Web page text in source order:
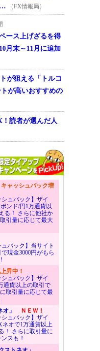
…
（FX情報局）
ース上げざるを得
月末～11月に追加
が狙える「トルコ
が高いおすすめの
！読者が選んだ人
キャッシュバック増
シュバック】ザイ
ンド/円1万通貨以
る！ さらに他社か
引量に応じて最大
ュバック】当サイト
現金3000円がもら
昇中！
シュバック】ザイ
通貨以上の取引で
取引量に応じて最
」
ＮＥＷ！
シュバック】ザイ
オで1万通貨以上
！ さらに取引量に
スも！